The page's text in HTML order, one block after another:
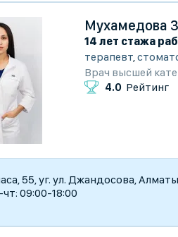
Мухамедова
14 лет стажа
терапевт,
Врач высшей
4.0 Рейтинг
55, уг. ул. Джандосова, Алматы
09:00-18:00